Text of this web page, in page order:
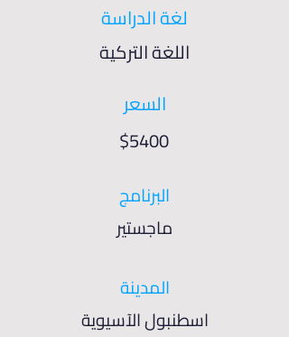
لغة الدراسة
اللغة التركية
السعر
$5400
البرنامج
ماجستير
المدينة
اسطنبول الآسيوية